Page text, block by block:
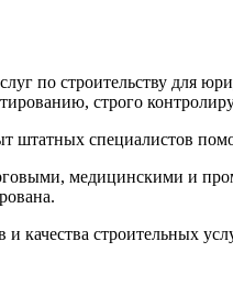
по строительству для
строго
штатных специалистов
медицинскими и
качества строительных